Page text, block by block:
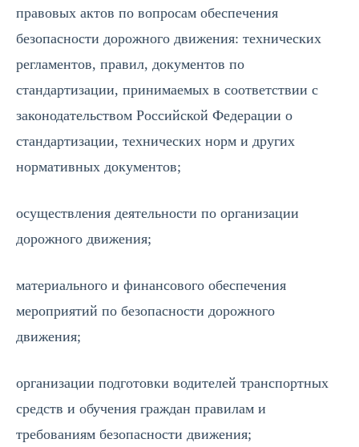
правовых актов по вопросам обеспечения
безопасности дорожного движения: технических
регламентов, правил, документов по
стандартизации, принимаемых в соответствии с
законодательством Российской Федерации о
стандартизации, технических норм и других
нормативных документов;
осуществления деятельности по организации
дорожного движения;
материального и финансового обеспечения
мероприятий по безопасности дорожного
движения;
организации подготовки водителей транспортных
средств и обучения граждан правилам и
требованиям безопасности движения;